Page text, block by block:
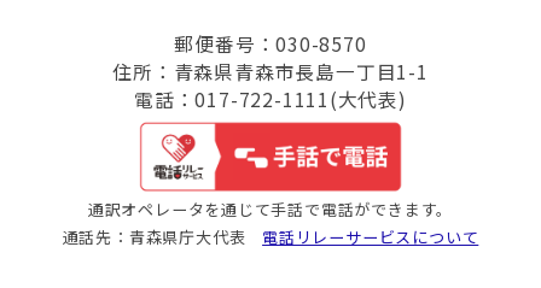
郵便番号：030-8570
住所：青森県青森市長島一丁目1-1
電話：017-722-1111(大代表)
通訳オペレータを通じて手話で電話ができます。
通話先：青森県庁大代表 電話リレーサービスについて